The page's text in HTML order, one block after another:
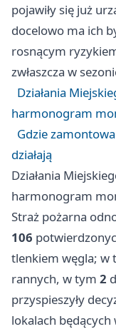
pojawiły się już
docelowo ma ich
rosnącym
zwłaszcza w
Działania
harmonogram
Gdzie
działają
Działania
harmonogram
Straż pożarna
106
tlenkiem węgla; w
rannych, w tym 2
przyspieszyły
lokalach będących